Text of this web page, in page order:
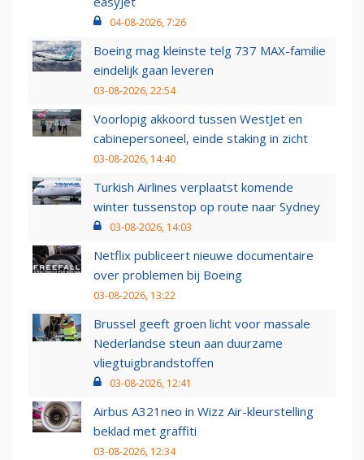
04-08-2026, 7:26
Boeing mag kleinste telg 737 MAX-familie
eindelijk gaan leveren
03-08-2026, 22:54
Voorlopig akkoord tussen WestJet en
cabinepersoneel, einde staking in zicht
03-08-2026, 14:40
Turkish Airlines verplaatst komende
winter tussenstop op route naar Sydney
03-08-2026, 14:03
Netflix publiceert nieuwe documentaire
over problemen bij Boeing
03-08-2026, 13:22
Brussel geeft groen licht voor massale
Nederlandse steun aan duurzame
vliegtuigbrandstoffen
03-08-2026, 12:41
Airbus A321neo in Wizz Air-kleurstelling
beklad met graffiti
03-08-2026, 12:34